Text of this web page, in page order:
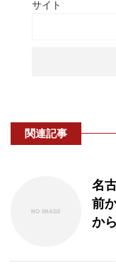
サイト
関連記事
名
前
か